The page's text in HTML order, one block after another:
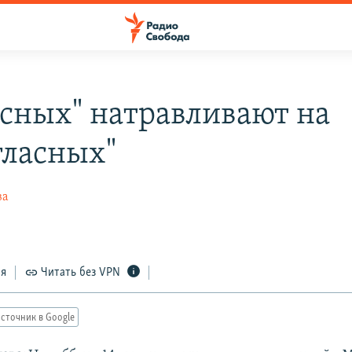
натравливают на
Читать без VPN
в Google